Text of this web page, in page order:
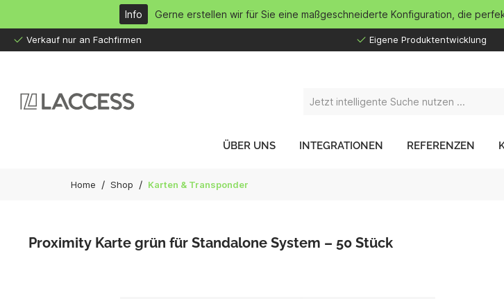
Info Gerne erstellen wir für Sie eine maßgeschneiderte Konfiguration, die
Verkauf nur an Fachfirmen Eigene Produktentwicklung
ÜBER UNS INTEGRATIONEN REFERENZEN
Home / Shop / Karten & Transponder
Proximity Karte grün für Standalone System – 50 Stück